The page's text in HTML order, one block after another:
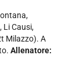
Li Causi,
Milazzo). A
Allenatore: